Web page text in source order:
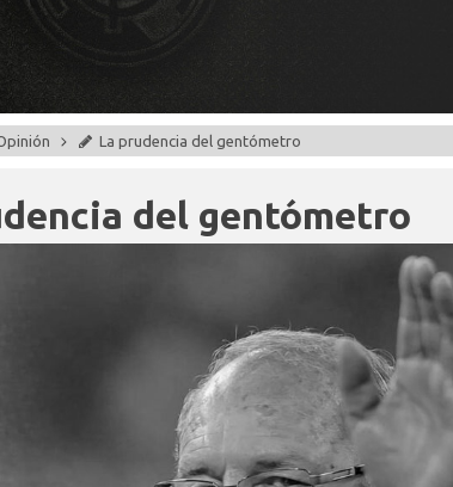
La prudencia del gentómetro
del gentómetro